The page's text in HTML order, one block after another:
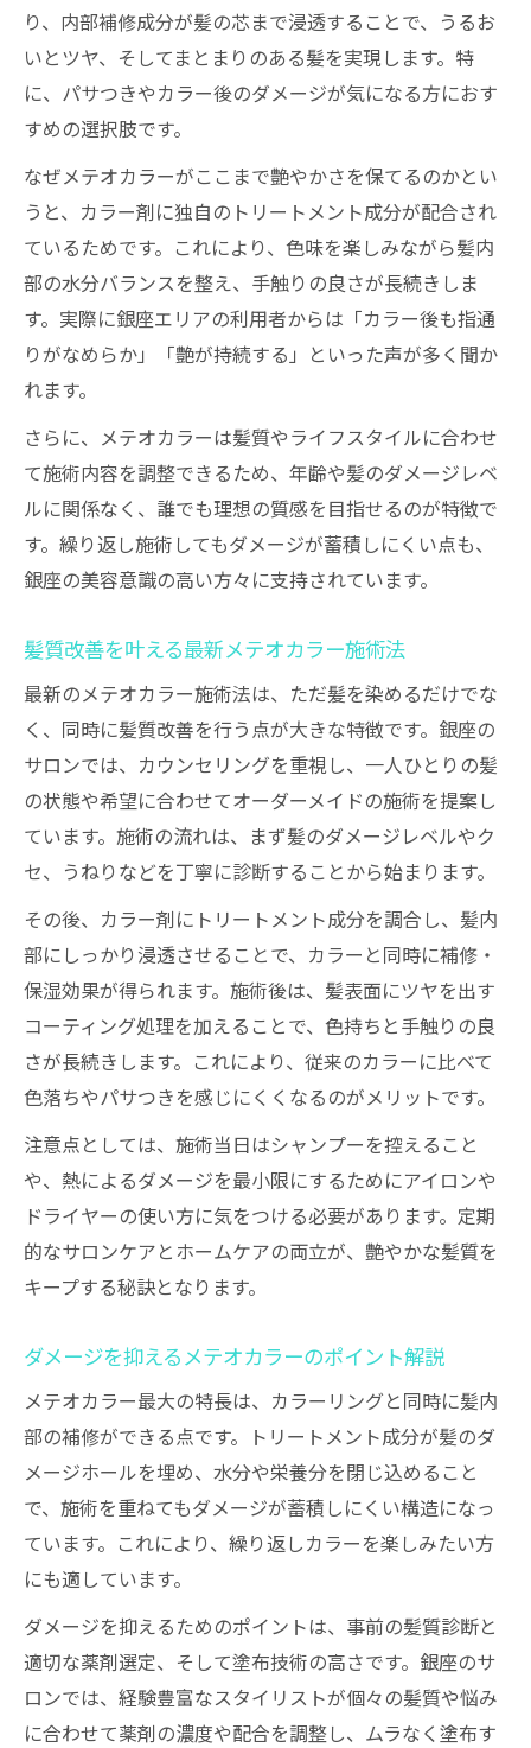
り、内部補修成分が髪の芯まで浸透することで、うるお
いとツヤ、そしてまとまりのある髪を実現します。特
に、パサつきやカラー後のダメージが気になる方におす
すめの選択肢です。
なぜメテオカラーがここまで艶やかさを保てるのかとい
うと、カラー剤に独自のトリートメント成分が配合され
ているためです。これにより、色味を楽しみながら髪内
部の水分バランスを整え、手触りの良さが長続きしま
す。実際に銀座エリアの利用者からは「カラー後も指通
りがなめらか」「艶が持続する」といった声が多く聞か
れます。
さらに、メテオカラーは髪質やライフスタイルに合わせ
て施術内容を調整できるため、年齢や髪のダメージレベ
ルに関係なく、誰でも理想の質感を目指せるのが特徴で
す。繰り返し施術してもダメージが蓄積しにくい点も、
銀座の美容意識の高い方々に支持されています。
髪質改善を叶える最新メテオカラー施術法
最新のメテオカラー施術法は、ただ髪を染めるだけでな
く、同時に髪質改善を行う点が大きな特徴です。銀座の
サロンでは、カウンセリングを重視し、一人ひとりの髪
の状態や希望に合わせてオーダーメイドの施術を提案し
ています。施術の流れは、まず髪のダメージレベルやク
セ、うねりなどを丁寧に診断することから始まります。
その後、カラー剤にトリートメント成分を調合し、髪内
部にしっかり浸透させることで、カラーと同時に補修・
保湿効果が得られます。施術後は、髪表面にツヤを出す
コーティング処理を加えることで、色持ちと手触りの良
さが長続きします。これにより、従来のカラーに比べて
色落ちやパサつきを感じにくくなるのがメリットです。
注意点としては、施術当日はシャンプーを控えること
や、熱によるダメージを最小限にするためにアイロンや
ドライヤーの使い方に気をつける必要があります。定期
的なサロンケアとホームケアの両立が、艶やかな髪質を
キープする秘訣となります。
ダメージを抑えるメテオカラーのポイント解説
メテオカラー最大の特長は、カラーリングと同時に髪内
部の補修ができる点です。トリートメント成分が髪のダ
メージホールを埋め、水分や栄養分を閉じ込めること
で、施術を重ねてもダメージが蓄積しにくい構造になっ
ています。これにより、繰り返しカラーを楽しみたい方
にも適しています。
ダメージを抑えるためのポイントは、事前の髪質診断と
適切な薬剤選定、そして塗布技術の高さです。銀座のサ
ロンでは、経験豊富なスタイリストが個々の髪質や悩み
に合わせて薬剤の濃度や配合を調整し、ムラなく塗布す